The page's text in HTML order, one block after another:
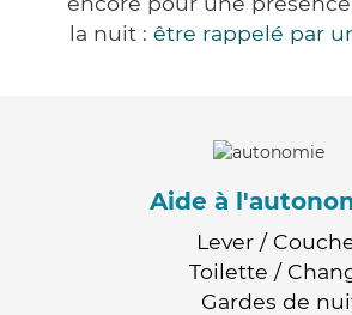
la nuit : être rappelé par
Aide à
Lever /
Toilette /
Gardes de